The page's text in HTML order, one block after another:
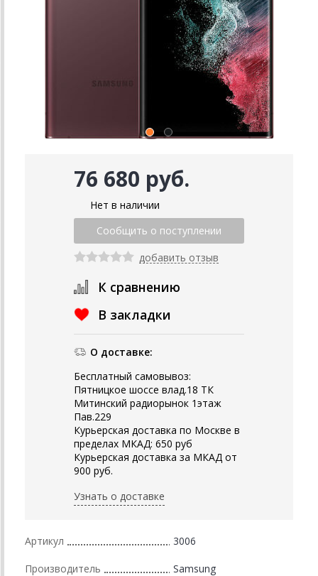
76 680 руб.
Нет в наличии
добавить отзыв
К сравнению
В закладки
О доставке:
Бесплатный самовывоз:
Пятницкое шоссе влад.18 ТК
Митинский радиорынок 1этаж
Пав.229
Курьерская доставка по Москве в
пределах МКАД: 650 руб
Курьерская доставка за МКАД от
900 руб.
Узнать о доставке
Артикул 3006
Производитель Samsung